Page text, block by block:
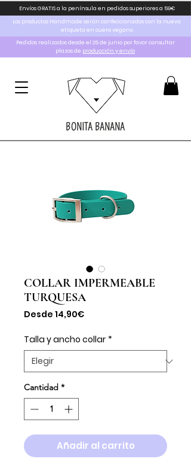
Envíos GRATIS a la península en pedidos superiores a 59€
Los productos Handmade serán confeccionados con la nueva
etiqueta en cuero vegano
BONITA BANANA
Pedidos realizados desde el 25 de junio por favor consultar
plazos de producción y envío
COLLAR IMPERMEABLE
TURQUESA
Desde 14,90€Precio
oferta
Talla y ancho collar *
Cantidad *
Añadir al carrito